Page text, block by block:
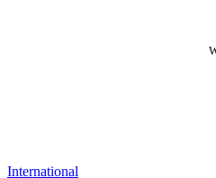
International